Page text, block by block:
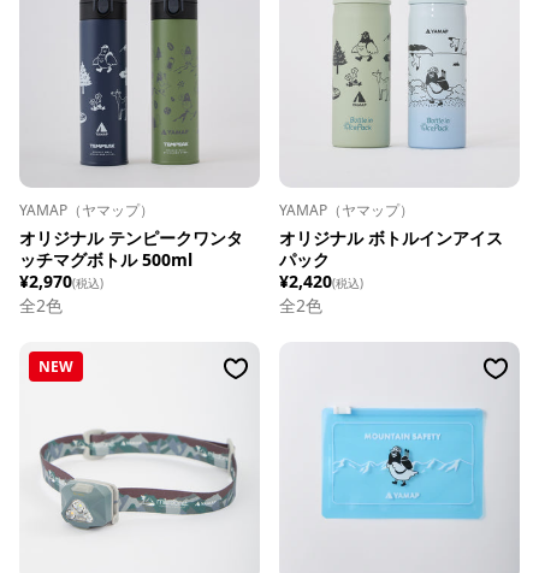
YAMAP（ヤマップ）
オリジナル テンピークワンタ
ッチマグボトル 500ml
¥2,970(税込)
全2色
YAMAP（ヤマップ）
オリジナル ボトルインアイス
パック
¥2,420(税込)
全2色
NEW